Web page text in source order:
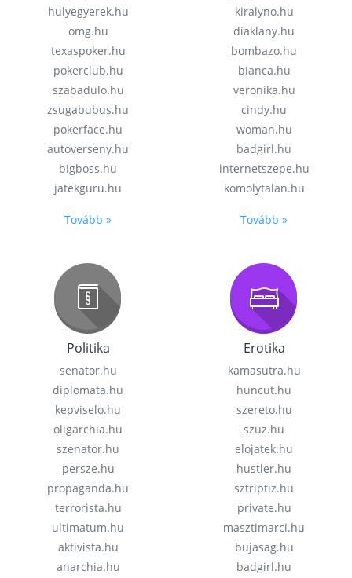
hulyegyerek.hu
omg.hu
texaspoker.hu
pokerclub.hu
szabadulo.hu
zsugabubus.hu
pokerface.hu
autoverseny.hu
bigboss.hu
jatekguru.hu
Tovább »
kiralyno.hu
diaklany.hu
bombazo.hu
bianca.hu
veronika.hu
cindy.hu
woman.hu
badgirl.hu
internetszepe.hu
komolytalan.hu
Tovább »
Politika
senator.hu
diplomata.hu
kepviselo.hu
oligarchia.hu
szenator.hu
persze.hu
propaganda.hu
terrorista.hu
ultimatum.hu
aktivista.hu
anarchia.hu
Erotika
kamasutra.hu
huncut.hu
szereto.hu
szuz.hu
elojatek.hu
hustler.hu
sztriptiz.hu
private.hu
masztimarci.hu
bujasag.hu
badgirl.hu